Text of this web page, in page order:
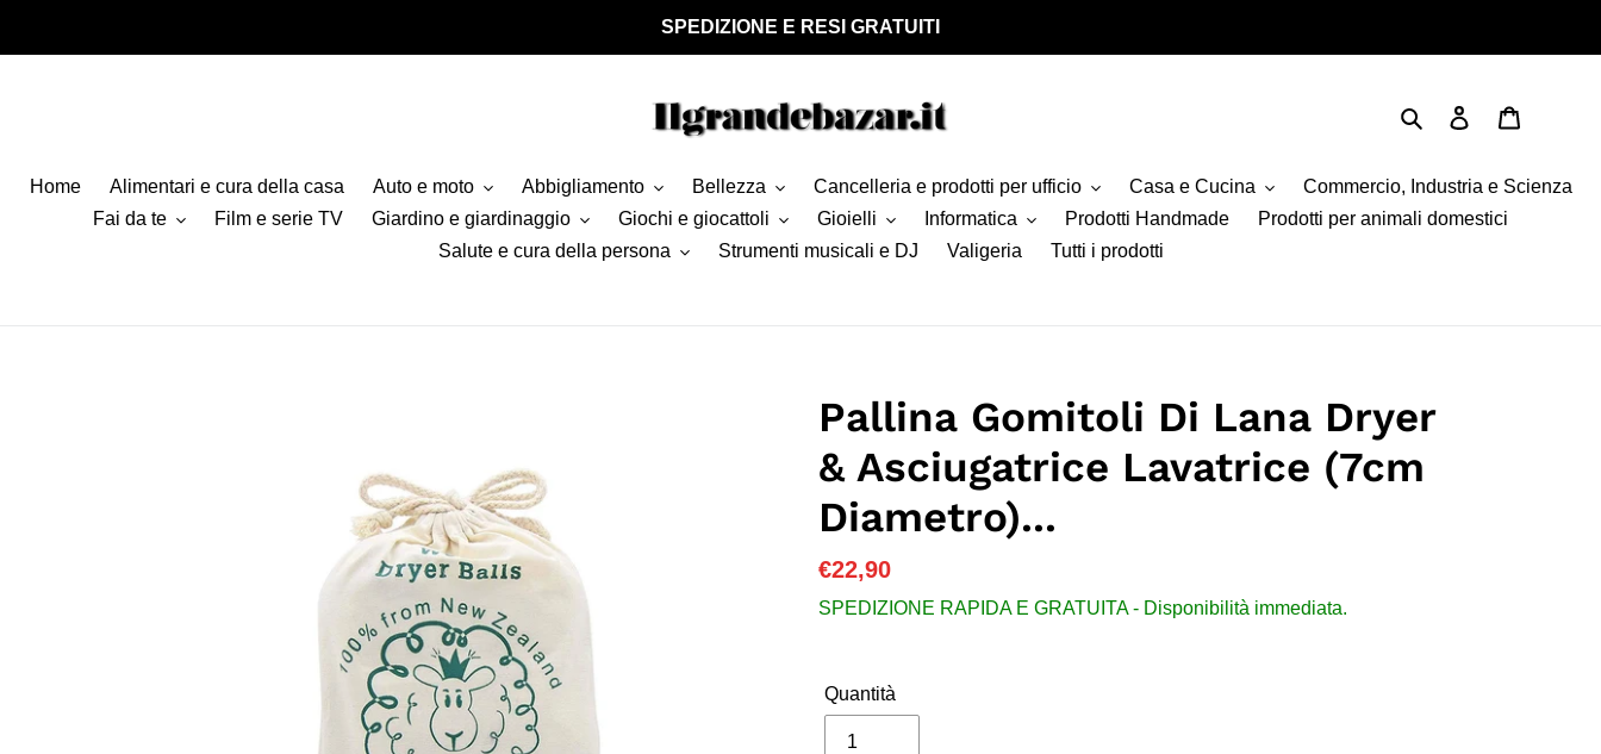
SPEDIZIONE E RESI GRATUITI
Cerca Accedi
Home Alimentari e cura della casa Auto e moto Abbigliamento Bellezza Cancelleria e prodotti per ufficio Casa e Cucina
Commercio, Industria e Scienza
Fai da te
Film e serie TV Giardino e giardinaggio Giochi e giocattoli Gioielli Informatica Prodotti Handmade
Prodotti per animali domestici
Salute e cura della persona
Strumenti musicali e DJ Valigeria Tutti i prodotti
Pallina Gomitoli Di Lana Dryer
& Asciugatrice Lavatrice (7cm
Diametro)...
Prezzo
di
€22,90
SPEDIZIONE RAPIDA E GRATUITA - Disponibilità immediata.
Quantità